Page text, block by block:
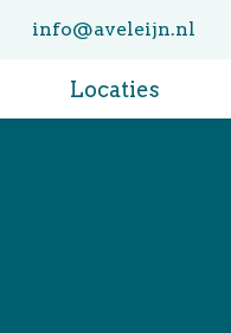
info@aveleijn.nl
Locaties